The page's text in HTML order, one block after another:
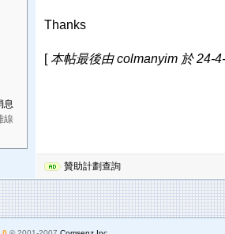
息
線
Thanks
[本帖最後由 colmanyim 於 24-
贊助計劃查詢